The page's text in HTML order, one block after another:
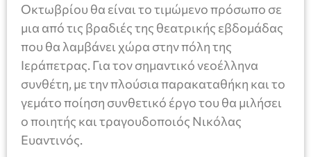
Οκτωβρίου θα είναι το τιμώμενο πρόσωπο σε
μια από τις βραδιές της θεατρικής εβδομάδας
που θα λαμβάνει χώρα στην πόλη της
Ιεράπετρας. Για τον σημαντικό νεοέλληνα
συνθέτη, με την πλούσια παρακαταθήκη και το
γεμάτο ποίηση συνθετικό έργο του θα μιλήσει
ο ποιητής και τραγουδοποιός Νικόλας
Ευαντινός.